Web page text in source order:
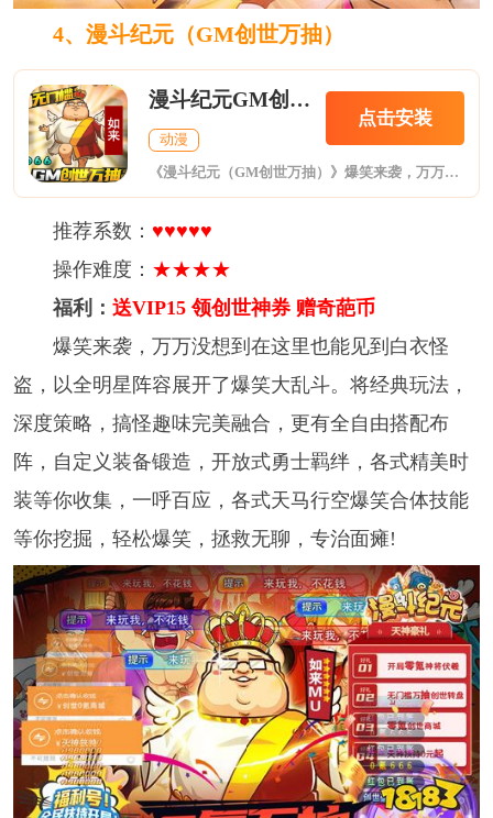
4、漫斗纪元（GM创世万抽）
漫斗纪元GM创世万抽
动漫
点击安装
《漫斗纪元（GM创世万抽）》爆笑来袭，万万没想到在这里也能见到白衣怪盗，以全明星阵容展开了爆笑大乱斗。将经典玩法，深度策略，搞怪趣味完美融合，更有全自由搭配布阵，自定义装备锻造，开放式勇士羁绊，各式精美时装等你收集，一呼百应，各式天马行空爆笑合体技能等你挖掘，轻松爆笑，拯救无聊，专治面瘫！
推荐系数： ♥♥♥♥♥
操作难度： ★★★★
福利： 送VIP15 领创世神券 赠奇葩币
爆笑来袭，万万没想到在这里也能见到白衣怪
盗，以全明星阵容展开了爆笑大乱斗。将经典玩法，
深度策略，搞怪趣味完美融合，更有全自由搭配布
阵，自定义装备锻造，开放式勇士羁绊，各式精美时
装等你收集，一呼百应，各式天马行空爆笑合体技能
等你挖掘，轻松爆笑，拯救无聊，专治面瘫!